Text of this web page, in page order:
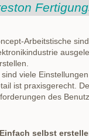
Arbeitstische
sind viele
ist praxisgerecht.
des
selbst